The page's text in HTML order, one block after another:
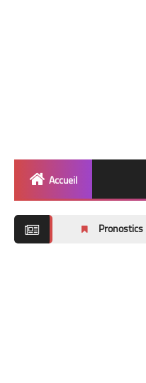
Accueil
Pronostics Pmu